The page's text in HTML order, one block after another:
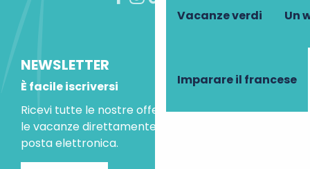
Vacanze verdi Un
Imparare il francese
NEWSLETTER
È facile iscriversi
Ricevi tutte le nostre offerte speciali e le idee per
le vacanze direttamente nella tua casella di
posta elettronica.